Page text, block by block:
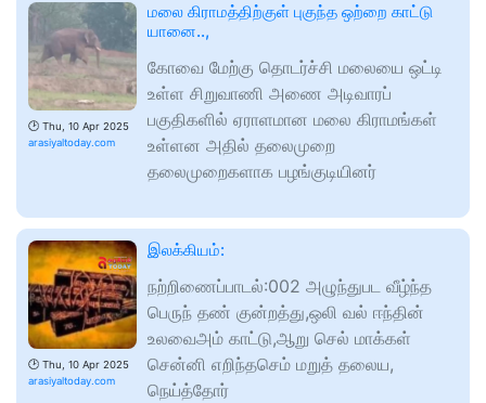
🕑 Thu, 10 Apr 2025
arasiyaltoday.com
மலை கிராமத்திற்குள் புகுந்த ஒற்றை காட்டு
யானை..,
கோவை மேற்கு தொடர்ச்சி மலையை ஒட்டி
உள்ள சிறுவாணி அணை அடிவாரப்
பகுதிகளில் ஏராளமான மலை கிராமங்கள்
உள்ளன அதில் தலைமுறை
தலைமுறைகளாக பழங்குடியினர்
🕑 Thu, 10 Apr 2025
arasiyaltoday.com
இலக்கியம்:
நற்றிணைப்பாடல்:002 அழுந்துபட வீழ்ந்த
பெருந் தண் குன்றத்து,ஒலி வல் ஈந்தின்
உலவைஅம் காட்டு,ஆறு செல் மாக்கள்
சென்னி எறிந்தசெம் மறுத் தலைய,
நெய்த்தோர்